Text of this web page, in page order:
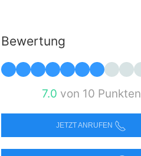
Bewertung
7.0 von 10 Punkten
JETZT ANRUFEN